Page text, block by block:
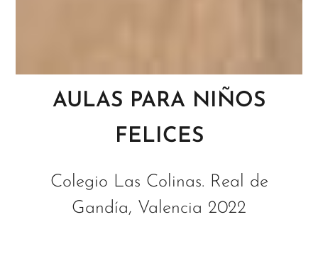
AULAS PARA NIÑOS
FELICES
Colegio Las Colinas. Real de
Gandía, Valencia 2022